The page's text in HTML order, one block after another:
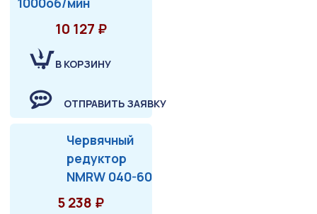
10 127 ₽
В КОРЗИНУ
ОТПРАВИТЬ ЗАЯВКУ
Червячный
редуктор
NMRW 040-60
5 238 ₽